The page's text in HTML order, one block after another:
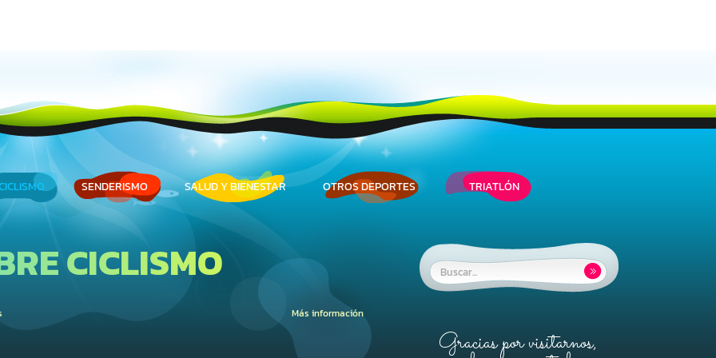
SENDERISMO SALUD Y BIENESTAR OTROS DEPORTES TRIATLÓN
CICLISMO
Más información
Buscar:
Gracias por visitarnos,